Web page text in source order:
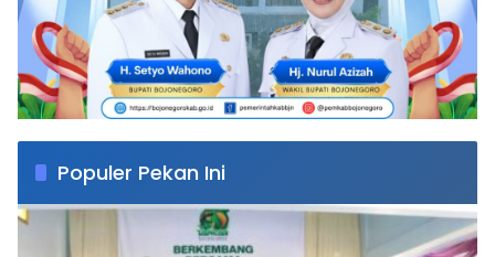
Populer Pekan Ini